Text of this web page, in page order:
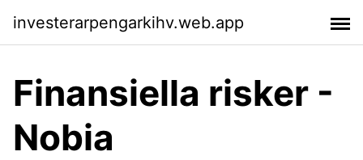
investerarpengarkihv.web.app
Finansiella risker -
Nobia